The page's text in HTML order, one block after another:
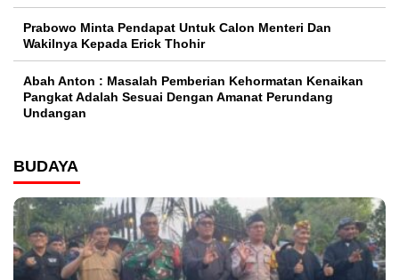
Prabowo Minta Pendapat Untuk Calon Menteri Dan
Wakilnya Kepada Erick Thohir
Abah Anton : Masalah Pemberian Kehormatan Kenaikan
Pangkat Adalah Sesuai Dengan Amanat Perundang
Undangan
BUDAYA